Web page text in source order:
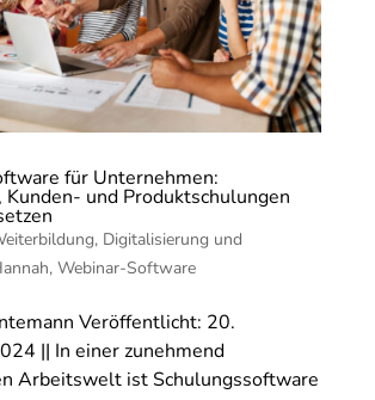
für Unternehmen:
und Produktschulungen
, Digitalisierung und
, Webinar-Software
Veröffentlicht: 20.
|| In einer zunehmend
Arbeitswelt ist Schulungssoftware